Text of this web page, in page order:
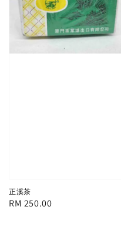
正溪茶
Regular
RM 250.00